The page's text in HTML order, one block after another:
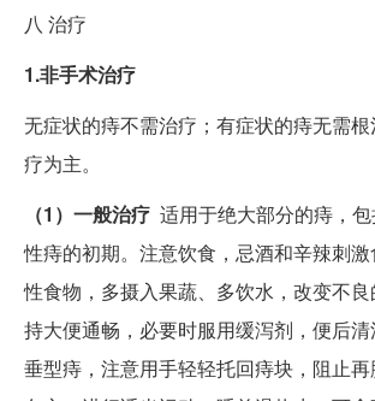
八 治疗
1.非手术治疗
无症状的痔不需治疗；有症状的痔无需
疗为主。
（1）一般治疗 适用于绝大部分的痔，
性痔的初期。注意饮食，忌酒和辛辣刺
性食物，多摄入果蔬、多饮水，改变不
持大便通畅，必要时服用缓泻剂，便后
垂型痔，注意用手轻轻托回痔块，阻止